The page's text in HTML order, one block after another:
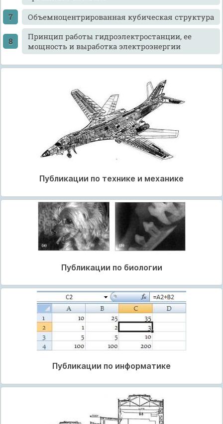
Объемноцентрированная кубическая структура
Принцип работы гидроэлектростанции, ее
мощность и выработка электроэнергии
Публикации по технике и механике
Публикации по биологии
Публикации по информатике